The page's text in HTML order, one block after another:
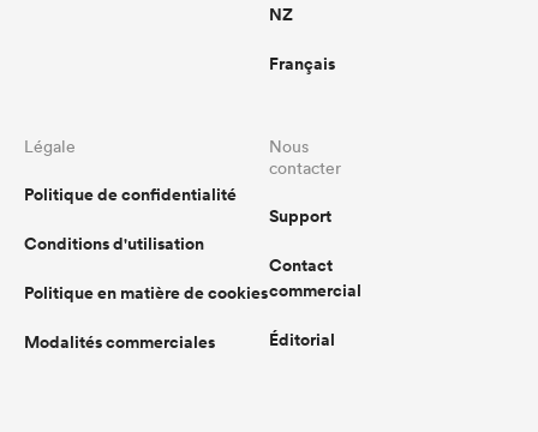
NZ
Français
Légale
Politique de confidentialité
Conditions d'utilisation
Politique en matière de cookies
Modalités commerciales
Nous
contacter
Support
Contact
commercial
Éditorial